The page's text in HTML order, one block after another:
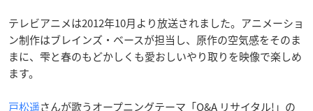
テレビアニメは2012年10月より放送されました。アニメーショ
ン制作はブレインズ・ベースが担当し、原作の空気感をそのま
まに、雫と春のもどかしくも愛おしいやり取りを映像で楽しめ
ます。
戸松遥さんが歌うオープニングテーマ「Q&A リサイタル!」の